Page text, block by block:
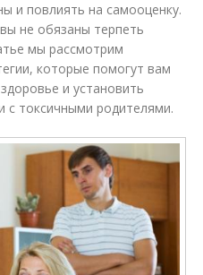
и повлиять на самооценку.
не обязаны терпеть
мы рассмотрим
которые помогут вам
и установить
с токсичными родителями.